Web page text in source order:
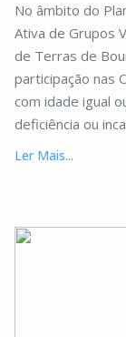
No âmbito do
Ativa de Grupos
de Terras de
participação nas
com idade igual
deficiência ou
Ler Mais...